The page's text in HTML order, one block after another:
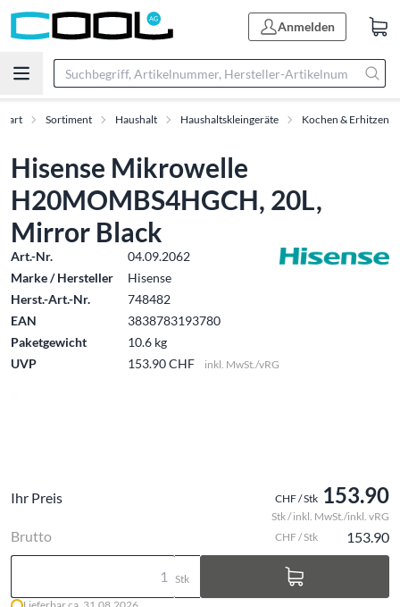
Anmelden
Start Sortiment Haushalt Haushaltskleingeräte Kochen & Erhitzen
Hisense Mikrowelle
H20MOMBS4HGCH, 20L,
Mirror Black
Art.-Nr.
04.09.2062
Marke / Hersteller
Hisense
Herst.-Art.-Nr.
748482
EAN
3838783193780
Paketgewicht
10.6 kg
UVP
153.90 CHF inkl. MwSt./vRG
Ihr Preis CHF / Stk 153.90
Stk / inkl. MwSt./inkl. vRG
Brutto CHF / Stk 153.90
Stk
Lieferbar ca. 31.08.2026